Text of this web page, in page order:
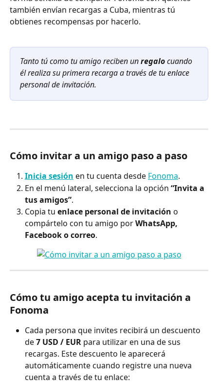
también envían recargas a Cuba, mientras tú
obtienes recompensas por hacerlo.
Tanto tú como tu amigo reciben un regalo cuando
él realiza su primera recarga a través de tu enlace
personal de invitación.
Cómo invitar a un amigo paso a paso
Inicia sesión en tu cuenta desde Fonoma.
En el menú lateral, selecciona la opción “Invita a
tus amigos”.
Copia tu enlace personal de invitación o
compártelo con tu amigo por WhatsApp,
Facebook o correo.
Cómo tu amigo acepta tu invitación a
Fonoma
Cada persona que invites recibirá un descuento
de 7 USD / EUR para utilizar en una de sus
recargas. Este descuento le aparecerá
automáticamente cuando registre una nueva
cuenta a través de tu enlace: